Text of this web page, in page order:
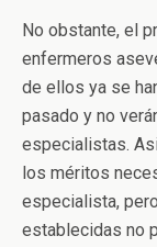
No obstante, el
enfermeros
de ellos ya se
pasado y no
especialistas.
los méritos
especialista,
establecidas no